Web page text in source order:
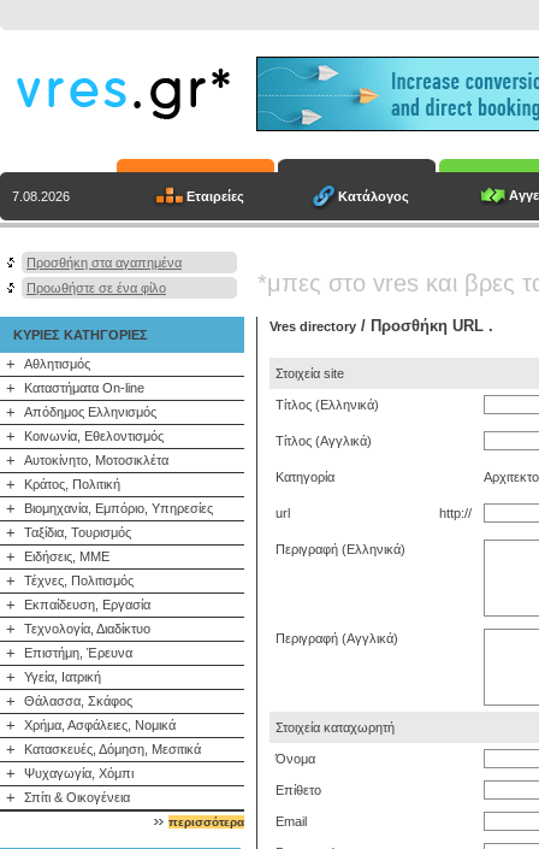
7.08.2026 Εταιρείες Κατάλογος
Προσθήκη στα αγαπημένα
Προωθήστε σε ένα φίλο
*μπες στο vres και βρες
ΚΥΡΙΕΣ ΚΑΤΗΓΟΡΙΕΣ
+ Αθλητισμός
+ Καταστήματα On-line
+ Απόδημος Ελληνισμός
+ Κοινωνία, Εθελοντισμός
+ Αυτοκίνητο, Μοτοσικλέτα
+ Κράτος, Πολιτική
+ Βιομηχανία, Εμπόριο, Υπηρεσίες
+ Ταξίδια, Τουρισμός
+ Ειδήσεις, ΜΜΕ
+ Τέχνες, Πολιτισμός
+ Εκπαίδευση, Εργασία
+ Τεχνολογία, Διαδίκτυο
+ Επιστήμη, Έρευνα
+ Υγεία, Ιατρική
+ Θάλασσα, Σκάφος
+ Χρήμα, Ασφάλειες, Νομικά
+ Κατασκευές, Δόμηση, Μεσιτικά
+ Ψυχαγωγία, Χόμπι
+ Σπίτι & Οικογένεια
περισσότερα
Vres directory / Προσθήκη URL .
Στοιχεία site
Τίτλος (Ελληνικά)
Τίτλος (Αγγλικά)
Κατηγορία
url http://
Περιγραφή (Ελληνικά)
Περιγραφή (Αγγλικά)
Στοιχεία καταχωρητή
Όνομα
Επίθετο
Email